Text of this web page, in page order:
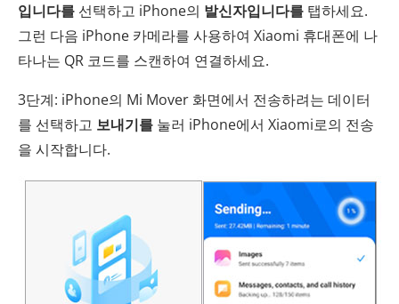
입니다를 선택하고 iPhone의 발신자입니다를 탭하세요.
그런 다음 iPhone 카메라를 사용하여 Xiaomi 휴대폰에 나
타나는 QR 코드를 스캔하여 연결하세요.
3단계: iPhone의 Mi Mover 화면에서 전송하려는 데이터
를 선택하고 보내기를 눌러 iPhone에서 Xiaomi로의 전송
을 시작합니다.